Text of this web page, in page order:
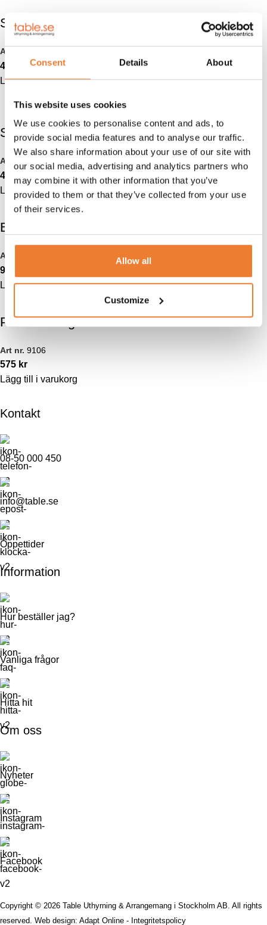
Consent Details About
This website uses cookies
We use cookies to personalise content and ads, to
provide social media features and to analyse our traffic.
We also share information about your use of our site with
our social media, advertising and analytics partners who
may combine it with other information that you’ve
provided to them or that they’ve collected from your use
of their services.
Allow all
Customize
Saccosäck beige
Art nr.
450
Lägg till i varukorg
Saccosäck svart
450
Lägg till i varukorg
Saccosäck röd
Art nr.
450
Lägg till i varukorg
Helkroppsspegel
125
Lägg till i varukorg
Bordsspegel
Art nr.
95
Lägg till i varukorg
Art nr.
Lägg till i varukorg
Parasoll beige Ø 3 m
Art nr. 9106
575 kr
Lägg till i varukorg
Kontakt
08-50 000 450
info@table.se
Öppettider
Information
Hur beställer jag?
Vanliga frågor
Hitta hit
Om oss
Nyheter
Instagram
Facebook
Copyright © 2026 Table Uthyrning & Arrangemang i Stockholm AB. All rights
reserved​​. Web design: Adapt Online - Integritetspolicy